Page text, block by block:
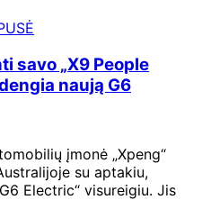
savo „X9 People
naują G6
įmonė „Xpeng“
su aptakiu,
Electric“ visureigiu. Jis